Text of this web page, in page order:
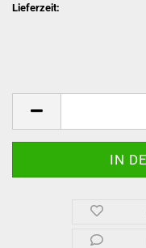
Lieferzeit: